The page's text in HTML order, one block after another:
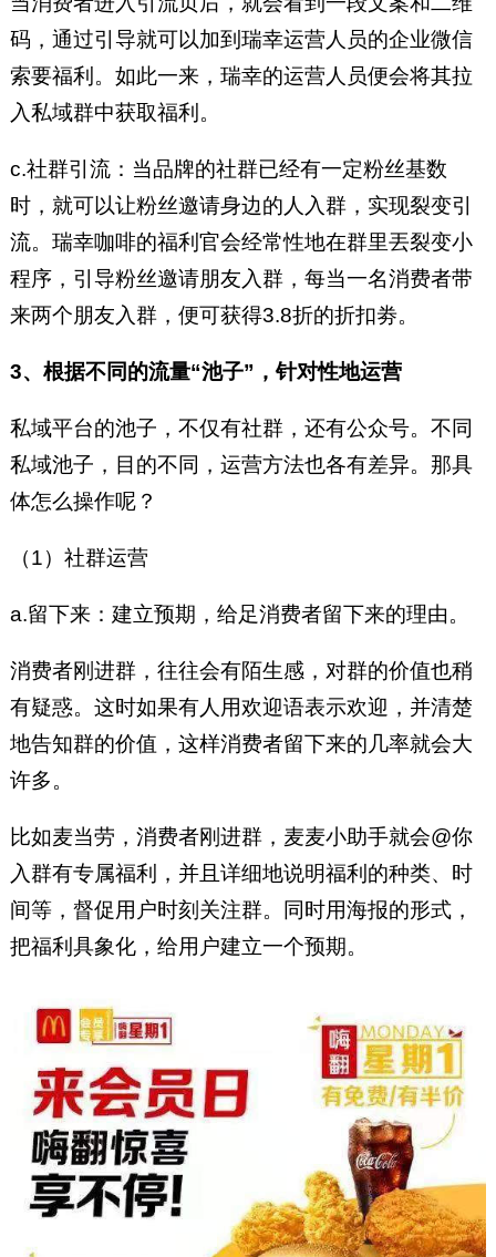
码，通过引导就可以加到瑞幸运营人员的企业微信
索要福利。如此一来，瑞幸的运营人员便会将其拉
入私域群中获取福利。
c.社群引流：当品牌的社群已经有一定粉丝基数
时，就可以让粉丝邀请身边的人入群，实现裂变引
流。瑞幸咖啡的福利官会经常性地在群里丟裂变小
程序，引导粉丝邀请朋友入群，每当一名消费者带
来两个朋友入群，便可获得3.8折的折扣劵。
3、根据不同的流量“池子”，针对性地运营
私域平台的池子，不仅有社群，还有公众号。不同
私域池子，目的不同，运营方法也各有差异。那具
体怎么操作呢？
（1）社群运营
a.留下来：建立预期，给足消费者留下来的理由。
消费者刚进群，往往会有陌生感，对群的价值也稍
有疑惑。这时如果有人用欢迎语表示欢迎，并清楚
地告知群的价值，这样消费者留下来的几率就会大
许多。
比如麦当劳，消费者刚进群，麦麦小助手就会@你
入群有专属福利，并且详细地说明福利的种类、时
间等，督促用户时刻关注群。同时用海报的形式，
把福利具象化，给用户建立一个预期。